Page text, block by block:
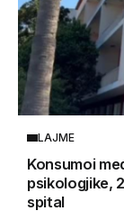
LAJME
Konsumoi
psikologjike,
spital